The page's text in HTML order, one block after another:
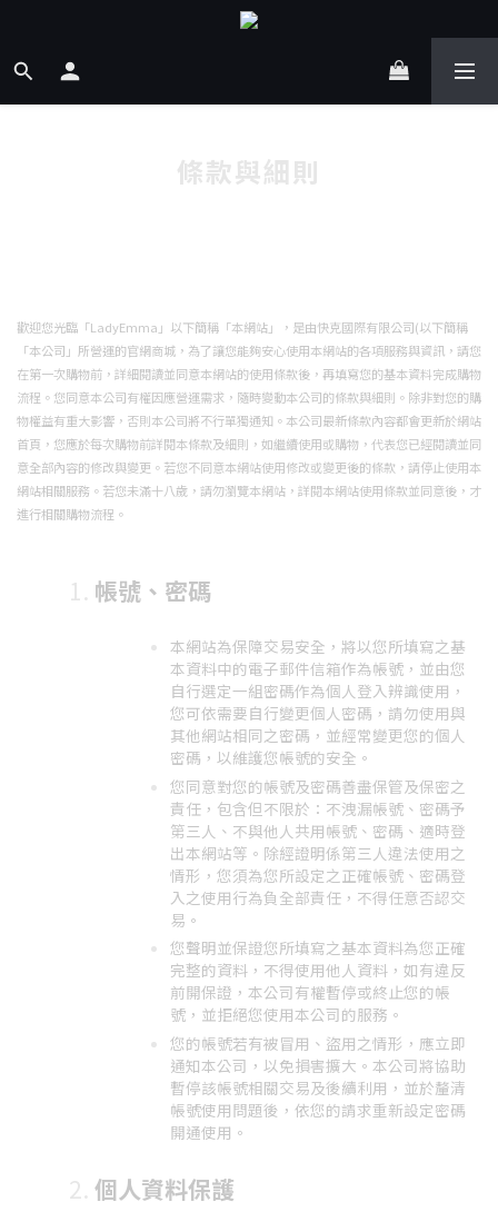
條款與細則
歡迎您光臨「LadyEmma」以下簡稱「本網站」，是由快克國際有限公司(以下簡稱
「本公司」所營運的官網商城，為了讓您能夠安心使用本網站的各項服務與資訊，請您
在第一次購物前，詳細閱讀並同意本網站的使用條款後，再填寫您的基本資料完成購物
流程。您同意本公司有權因應營運需求，隨時變動本公司的條款與細則。除非對您的購
物權益有重大影響，否則本公司將不行單獨通知。本公司最新條款內容都會更新於網站
首頁，您應於每次購物前詳閱本條款及細則，如繼續使用或購物，代表您已經閱讀並同
意全部內容的修改與變更。若您不同意本網站使用修改或變更後的條款，請停止使用本
網站相關服務。若您未滿十八歲，請勿瀏覽本網站，詳閱本網站使用條款並同意後，才
進行相關購物流程。
帳號、密碼
本網站為保障交易安全，將以您所填寫之基
本資料中的電子郵件信箱作為帳號，並由您
自行選定一組密碼作為個人登入辨識使用，
您可依需要自行變更個人密碼，請勿使用與
其他網站相同之密碼，並經常變更您的個人
密碼，以維護您帳號的安全。
您同意對您的帳號及密碼善盡保管及保密之
責任，包含但不限於：不洩漏帳號、密碼予
第三人、不與他人共用帳號、密碼、適時登
出本網站等。除經證明係第三人違法使用之
情形，您須為您所設定之正確帳號、密碼登
入之使用行為負全部責任，不得任意否認交
易。
您聲明並保證您所填寫之基本資料為您正確
完整的資料，不得使用他人資料，如有違反
前開保證，本公司有權暫停或終止您的帳
號，並拒絕您使用本公司的服務。
您的帳號若有被冒用、盜用之情形，應立即
通知本公司，以免損害擴大。本公司將協助
暫停該帳號相關交易及後續利用，並於釐清
帳號使用問題後，依您的請求重新設定密碼
開通使用。
個人資料保護